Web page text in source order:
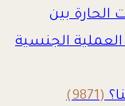
الحارة بين
الجنسية
(9871)